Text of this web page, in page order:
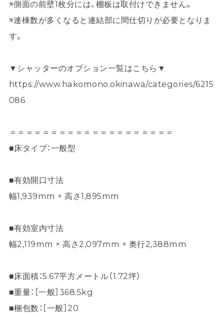
※側面の前壁1枚分には、棚板は取付けできません。
※連棟数が多くなると連結部に間仕切りが必要となりま
す。
▼シャッターのオプション一覧はこちら▼
https://www.hakomono.okinawa/categories/6215
086
＝＝＝＝＝＝＝＝＝＝＝＝＝＝＝＝＝＝＝＝
■床タイプ：一般型
■有効開口寸法
幅1,939mm × 高さ1,895mm
■有効室内寸法
幅2,119mm × 高さ2,097mm × 奥行2,388mm
■床面積：5.67平方メートル（1.72坪）
■重量：［一般］368.5kg
■梱包数：［一般］20